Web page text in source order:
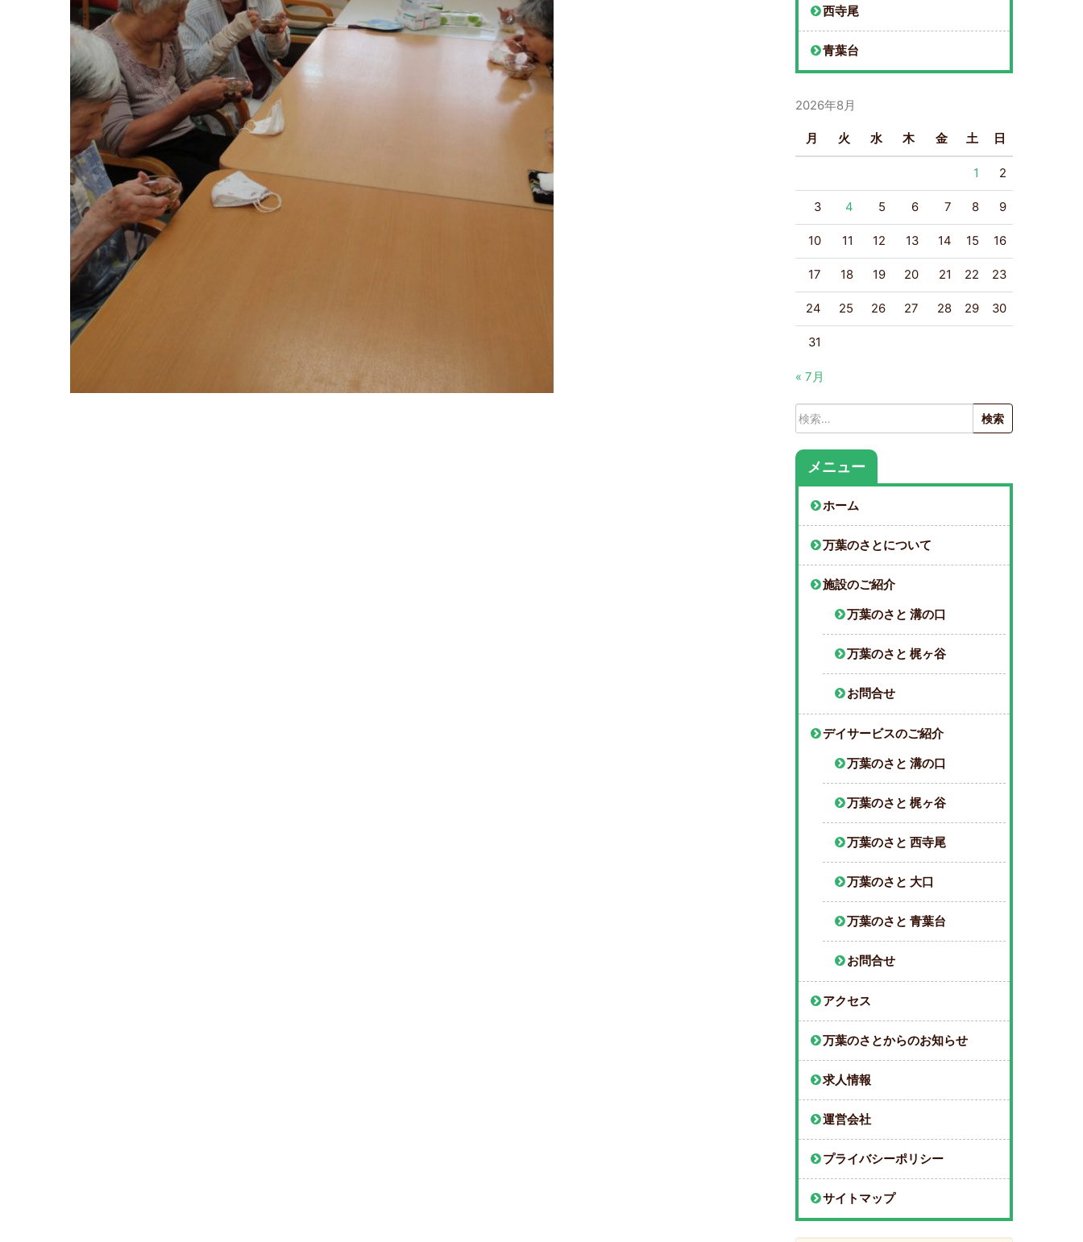
西寺尾
青葉台
2026年8月
月 火 水 木 金 土 日
1 2
3 4 5 6 7 8 9
10 11 12 13 14 15 16
17 18 19 20 21 22 23
24 25 26 27 28 29 30
31
« 7月
検
索:
メニュー
ホーム
万葉のさとについて
施設のご紹介
万葉のさと 溝の口
万葉のさと 梶ヶ谷
お問合せ
デイサービスのご紹介
万葉のさと 溝の口
万葉のさと 梶ヶ谷
万葉のさと 西寺尾
万葉のさと 大口
万葉のさと 青葉台
お問合せ
アクセス
万葉のさとからのお知らせ
求人情報
運営会社
プライバシーポリシー
サイトマップ